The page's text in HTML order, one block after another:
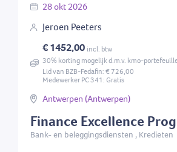
Finance Excellence
Bank- en beleggingsdiensten , Kredieten
28okt 2026
Jeroen Peeters
€ 1452,00 incl. btw
30% korting mogelijk d.m.v. kmo-
Lid van BZB-Fedafin: € 726,00
Medewerker PC 341: Gratis
Antwerpen (Antwerpen)